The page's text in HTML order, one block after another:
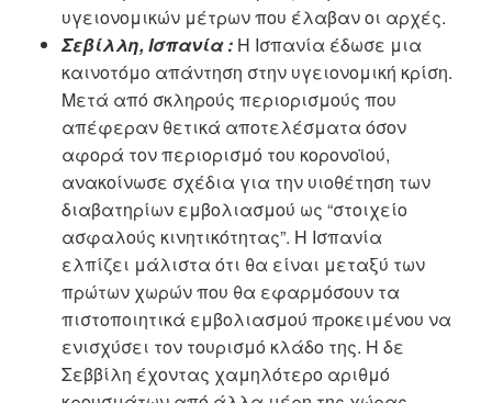
υγειονομικών μέτρων που έλαβαν οι αρχές.
Σεβίλλη, Ισπανία : Η Ισπανία έδωσε μια
καινοτόμο απάντηση στην υγειονομική κρίση.
Μετά από σκληρούς περιορισμούς που
απέφεραν θετικά αποτελέσματα όσον
αφορά τον περιορισμό του κορονοϊού,
ανακοίνωσε σχέδια για την υιοθέτηση των
διαβατηρίων εμβολιασμού ως “στοιχείο
ασφαλούς κινητικότητας”. Η Ισπανία
ελπίζει μάλιστα ότι θα είναι μεταξύ των
πρώτων χωρών που θα εφαρμόσουν τα
πιστοποιητικά εμβολιασμού προκειμένου να
ενισχύσει τον τουρισμό κλάδο της. Η δε
Σεββίλη έχοντας χαμηλότερο αριθμό